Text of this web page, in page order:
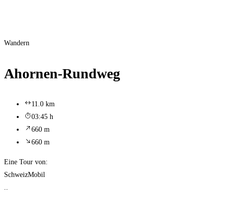
Wandern
Ahornen-Rundweg
11.0 km
03:45 h
660 m
660 m
Eine Tour von:
SchweizMobil
..